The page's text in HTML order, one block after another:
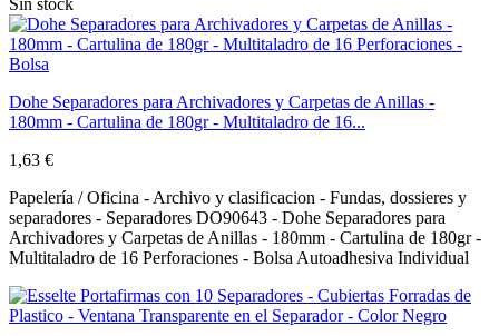
Dohe Separadores para Archivadores y Carpetas de Anillas -
180mm - Cartulina de 180gr - Multitaladro de 16...
1,63 €
Papelería / Oficina - Archivo y clasificacion - Fundas, dossieres y
separadores - Separadores DO90643 - Dohe Separadores para
Archivadores y Carpetas de Anillas - 180mm - Cartulina de 180gr -
Multitaladro de 16 Perforaciones - Bolsa Autoadhesiva Individual